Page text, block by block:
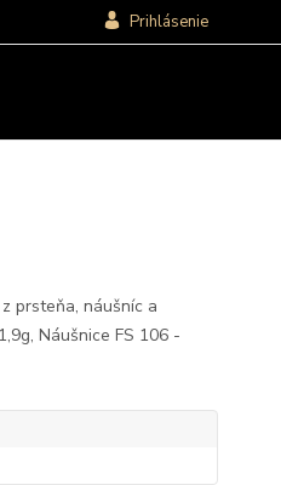
Prihlásenie
prsteňa, náušníc a
Náušnice FS 106 -